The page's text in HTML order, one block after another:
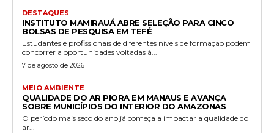
DESTAQUES
INSTITUTO MAMIRAUÁ ABRE SELEÇÃO PARA CINCO
BOLSAS DE PESQUISA EM TEFÉ
Estudantes e profissionais de diferentes níveis de formação podem
concorrer a oportunidades voltadas à...
7 de agosto de 2026
MEIO AMBIENTE
QUALIDADE DO AR PIORA EM MANAUS E AVANÇA
SOBRE MUNICÍPIOS DO INTERIOR DO AMAZONAS
O período mais seco do ano já começa a impactar a qualidade do
ar...